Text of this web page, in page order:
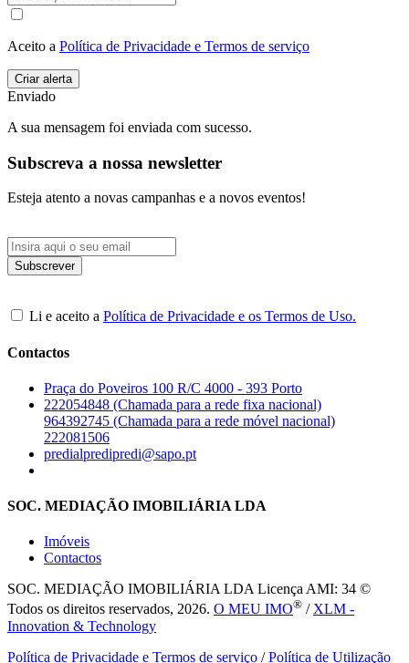
Aceito a Política de Privacidade e Termos de serviço
Enviado
A sua mensagem foi enviada com sucesso.
Subscreva a nossa newsletter
Esteja atento a novas campanhas e a novos eventos!
Li e aceito a Política de Privacidade e os Termos de Uso.
Contactos
Praça do Poveiros 100 R/C 4000 - 393 Porto
222054848 (Chamada para a rede fixa nacional)
964392745 (Chamada para a rede móvel nacional)
222081506
predialpredipredi@sapo.pt
SOC. MEDIAÇÃO IMOBILIÁRIA LDA
Imóveis
Contactos
SOC. MEDIAÇÃO IMOBILIÁRIA LDA Licença AMI: 34 ©
Todos os direitos reservados, 2026. O MEU IMO® /XLM -
Innovation & Technology
Política de Privacidade e Termos de serviço /Política de Utilização